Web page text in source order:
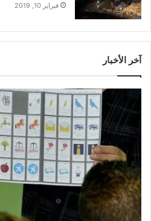
فبراير 10, 2019
آخر الأخبار